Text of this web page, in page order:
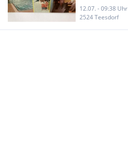
12.07. - 09:38 Uhr
2524 Teesdorf